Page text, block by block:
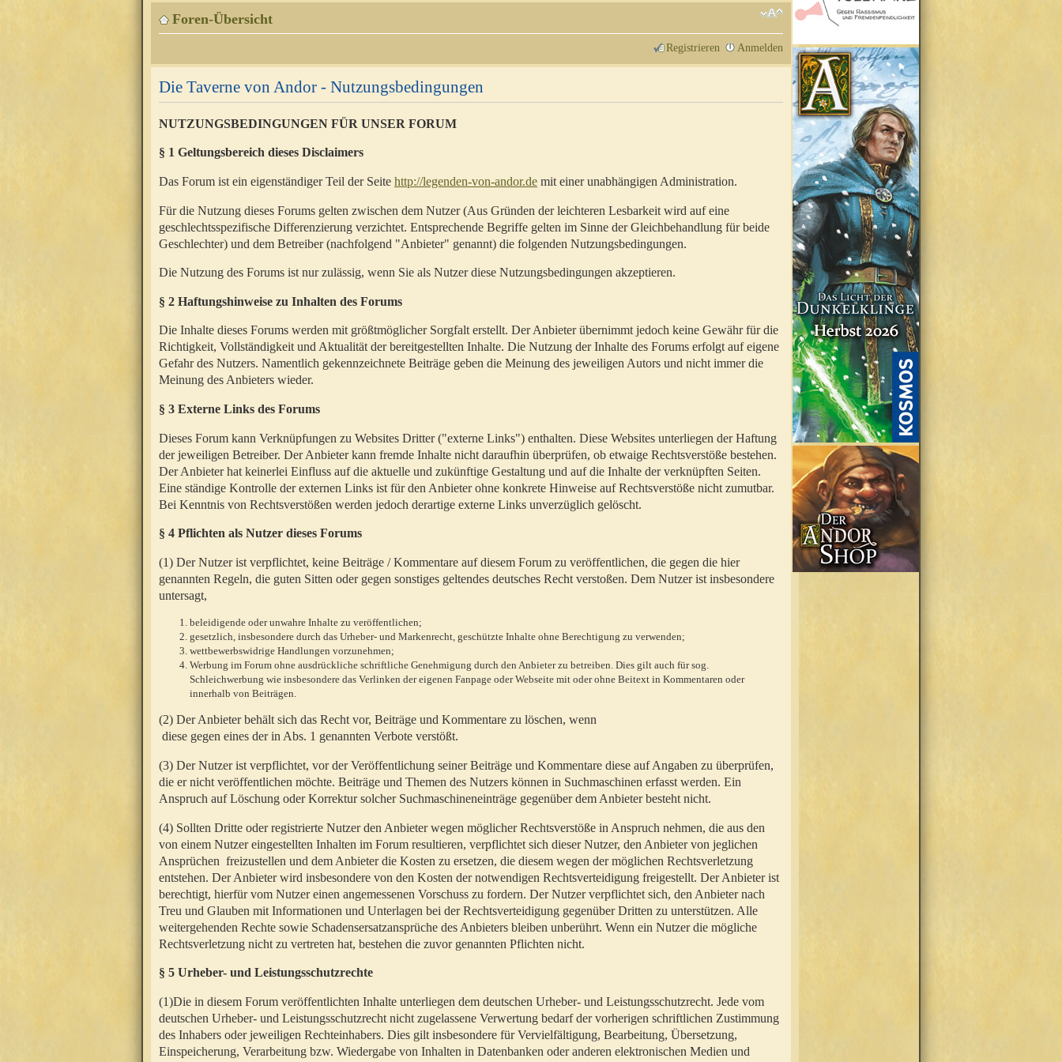
Foren-Übersicht
Registrieren Anmelden
Die Taverne von Andor - Nutzungsbedingungen
NUTZUNGSBEDINGUNGEN FÜR UNSER FORUM
§ 1 Geltungsbereich dieses Disclaimers
Das Forum ist ein eigenständiger Teil der Seite http://legenden-von-andor.de mit einer unabhängigen Administration.
Für die Nutzung dieses Forums gelten zwischen dem Nutzer (Aus Gründen der leichteren Lesbarkeit wird auf eine
geschlechtsspezifische Differenzierung verzichtet. Entsprechende Begriffe gelten im Sinne der Gleichbehandlung für beide
Geschlechter) und dem Betreiber (nachfolgend "Anbieter" genannt) die folgenden Nutzungsbedingungen.
Die Nutzung des Forums ist nur zulässig, wenn Sie als Nutzer diese Nutzungsbedingungen akzeptieren.
§ 2 Haftungshinweise zu Inhalten des Forums
Die Inhalte dieses Forums werden mit größtmöglicher Sorgfalt erstellt. Der Anbieter übernimmt jedoch keine Gewähr für die
Richtigkeit, Vollständigkeit und Aktualität der bereitgestellten Inhalte. Die Nutzung der Inhalte des Forums erfolgt auf eigene
Gefahr des Nutzers. Namentlich gekennzeichnete Beiträge geben die Meinung des jeweiligen Autors und nicht immer die
Meinung des Anbieters wieder.
§ 3 Externe Links des Forums
Dieses Forum kann Verknüpfungen zu Websites Dritter ("externe Links") enthalten. Diese Websites unterliegen der Haftung
der jeweiligen Betreiber. Der Anbieter kann fremde Inhalte nicht daraufhin überprüfen, ob etwaige Rechtsverstöße bestehen.
Der Anbieter hat keinerlei Einfluss auf die aktuelle und zukünftige Gestaltung und auf die Inhalte der verknüpften Seiten.
Eine ständige Kontrolle der externen Links ist für den Anbieter ohne konkrete Hinweise auf Rechtsverstöße nicht zumutbar.
Bei Kenntnis von Rechtsverstößen werden jedoch derartige externe Links unverzüglich gelöscht.
§ 4 Pflichten als Nutzer dieses Forums
(1) Der Nutzer ist verpflichtet, keine Beiträge / Kommentare auf diesem Forum zu veröffentlichen, die gegen die hier
genannten Regeln, die guten Sitten oder gegen sonstiges geltendes deutsches Recht verstoßen. Dem Nutzer ist insbesondere
untersagt,
beleidigende oder unwahre Inhalte zu veröffentlichen;
gesetzlich, insbesondere durch das Urheber- und Markenrecht, geschützte Inhalte ohne Berechtigung zu verwenden;
wettbewerbswidrige Handlungen vorzunehmen;
Werbung im Forum ohne ausdrückliche schriftliche Genehmigung durch den Anbieter zu betreiben. Dies gilt auch für sog.
Schleichwerbung wie insbesondere das Verlinken der eigenen Fanpage oder Webseite mit oder ohne Beitext in Kommentaren oder
innerhalb von Beiträgen.
(2) Der Anbieter behält sich das Recht vor, Beiträge und Kommentare zu löschen, wenn
diese gegen eines der in Abs. 1 genannten Verbote verstößt.
(3) Der Nutzer ist verpflichtet, vor der Veröffentlichung seiner Beiträge und Kommentare diese auf Angaben zu überprüfen,
die er nicht veröffentlichen möchte. Beiträge und Themen des Nutzers können in Suchmaschinen erfasst werden. Ein
Anspruch auf Löschung oder Korrektur solcher Suchmaschineneinträge gegenüber dem Anbieter besteht nicht.
(4) Sollten Dritte oder registrierte Nutzer den Anbieter wegen möglicher Rechtsverstöße in Anspruch nehmen, die aus den
von einem Nutzer eingestellten Inhalten im Forum resultieren, verpflichtet sich dieser Nutzer, den Anbieter von jeglichen
Ansprüchen freizustellen und dem Anbieter die Kosten zu ersetzen, die diesem wegen der möglichen Rechtsverletzung
entstehen. Der Anbieter wird insbesondere von den Kosten der notwendigen Rechtsverteidigung freigestellt. Der Anbieter ist
berechtigt, hierfür vom Nutzer einen angemessenen Vorschuss zu fordern. Der Nutzer verpflichtet sich, den Anbieter nach
Treu und Glauben mit Informationen und Unterlagen bei der Rechtsverteidigung gegenüber Dritten zu unterstützen. Alle
weitergehenden Rechte sowie Schadensersatzansprüche des Anbieters bleiben unberührt. Wenn ein Nutzer die mögliche
Rechtsverletzung nicht zu vertreten hat, bestehen die zuvor genannten Pflichten nicht.
§ 5 Urheber- und Leistungsschutzrechte
(1)Die in diesem Forum veröffentlichten Inhalte unterliegen dem deutschen Urheber- und Leistungsschutzrecht. Jede vom
deutschen Urheber- und Leistungsschutzrecht nicht zugelassene Verwertung bedarf der vorherigen schriftlichen Zustimmung
des Inhabers oder jeweiligen Rechteinhabers. Dies gilt insbesondere für Vervielfältigung, Bearbeitung, Übersetzung,
Einspeicherung, Verarbeitung bzw. Wiedergabe von Inhalten in Datenbanken oder anderen elektronischen Medien und